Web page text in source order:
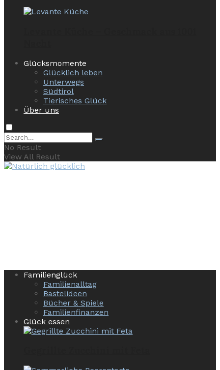
Glücksmomente
Glücklich leben
Unterwegs
Südtirol
Tierisches Glück
Über uns
No Result
View All Result
Familienglück
Familienalltag
Bastelideen
Bücher & Spiele
Familienfinanzen
Glück essen